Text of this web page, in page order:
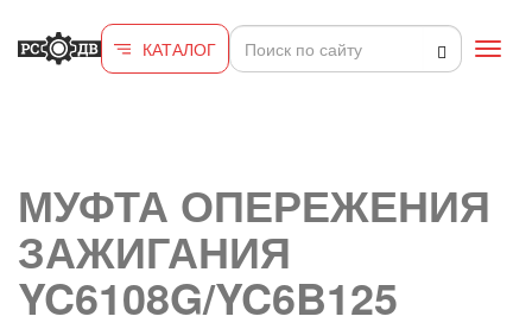
КАТАЛОГ
МУФТА ОПЕРЕЖЕНИЯ
ЗАЖИГАНИЯ
YC6108G/YC6B125